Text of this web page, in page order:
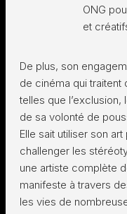
ONG
et
De plus, son
de cinéma qui
telles que
de sa volonté de
Elle sait utiliser son
challenger les
une artiste complète
manifeste à travers
les vies de